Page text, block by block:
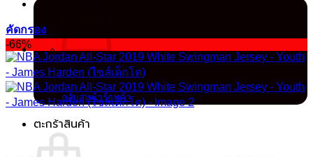
ไม่มีสินค้าในตะกร้า
กลับสู่หน้าร้านค้า
ตะกร้าสินค้า
คัดกรอง
-66%